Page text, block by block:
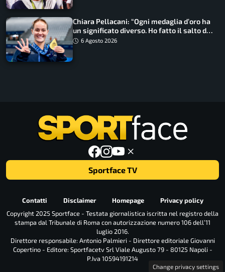
Chiara Pellacani: “Ogni medaglia d’oro ha
un significato diverso. Ho fatto il salto di
qualità”
6 Agosto 2026
Sportface TV
Contatti Disclaimer Homepage
Privacy policy
Copyright 2025 Sportface - Testata giornalistica iscritta nel registro della
stampa dal Tribunale di Roma con autorizzazione numero 106 dell’11
luglio 2016.
Direttore responsabile: Antonio Palmieri - Direttore editoriale Giovanni
Copertino - Editore: Sportfacetv Srl Viale Augusto 79 - 80125 Napoli -
P.Iva 10594191214
Change privacy settings